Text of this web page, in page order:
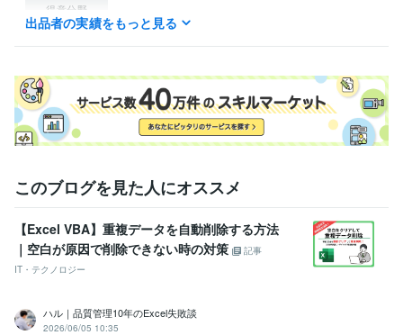
得意分野
IT相談・システム開発 エクセル テンプレート作成/マクロ構築
IT エクセル マクロ VBA プログラミング
IT RPA UiPath 業務効率化 自動化 エクセル
出品者の実績をもっと見る
このブログを見た人にオススメ
【Excel VBA】重複データを自動削除する方法
｜空白が原因で削除できない時の対策
記事
IT・テクノロジー
ハル｜品質管理10年のExcel失敗談
2026/06/05 10:35